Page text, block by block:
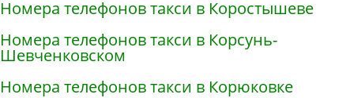
Номера телефонов такси в Коростышеве
Номера телефонов такси в Корсунь-
Шевченковском
Номера телефонов такси в Корюковке